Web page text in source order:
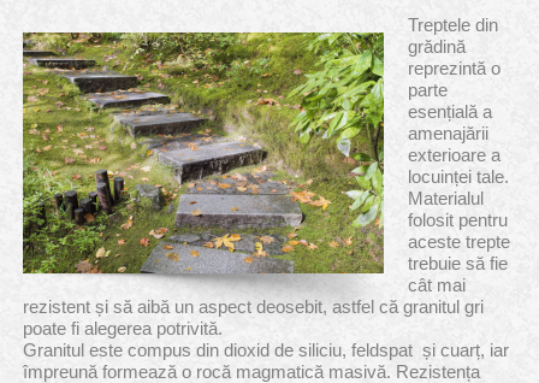
Treptele din
grădină
reprezintă o
parte
esențială a
amenajării
exterioare a
locuinței tale.
Materialul
folosit pentru
aceste trepte
trebuie să fie
cât mai
rezistent și să aibă un aspect deosebit, astfel că granitul gri
poate fi alegerea potrivită.
Granitul este compus din dioxid de siliciu, feldspat și cuarț, iar
împreună formează o rocă magmatică masivă. Rezistența